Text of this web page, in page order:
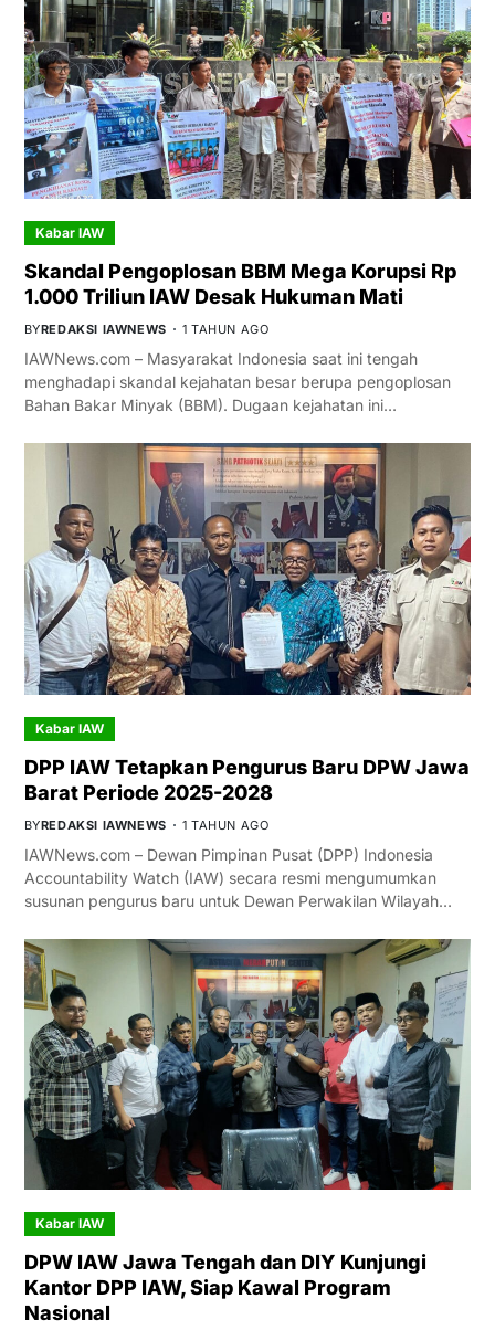
Kabar IAW
Skandal Pengoplosan BBM Mega Korupsi Rp
1.000 Triliun IAW Desak Hukuman Mati
BYREDAKSI IAWNEWS 1 TAHUN AGO
IAWNews.com – Masyarakat Indonesia saat ini tengah
menghadapi skandal kejahatan besar berupa pengoplosan
Bahan Bakar Minyak (BBM). Dugaan kejahatan ini…
Kabar IAW
DPP IAW Tetapkan Pengurus Baru DPW Jawa
Barat Periode 2025-2028
BYREDAKSI IAWNEWS 1 TAHUN AGO
IAWNews.com – Dewan Pimpinan Pusat (DPP) Indonesia
Accountability Watch (IAW) secara resmi mengumumkan
susunan pengurus baru untuk Dewan Perwakilan Wilayah…
Kabar IAW
DPW IAW Jawa Tengah dan DIY Kunjungi
Kantor DPP IAW, Siap Kawal Program
Nasional